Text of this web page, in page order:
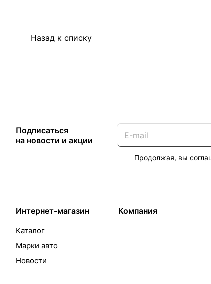
Назад к списку
Подписаться
на новости и акции
Продолжая, вы
Интернет-магазин
Каталог
Марки авто
Новости
Компания